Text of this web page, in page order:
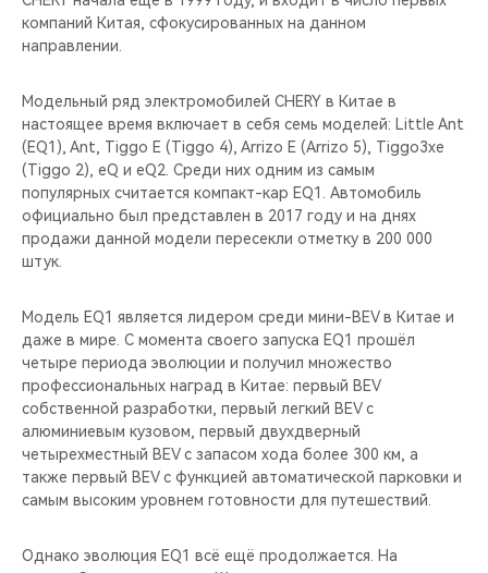
ВИДЕООБЗОРЫ
CHERY ДЛЯ ДЕТЕЙ
компаний Китая, сфокусированных на данном
направлении.
Модельный ряд электромобилей CHERY в Китае в
настоящее время включает в себя семь моделей: Little Ant
(EQ1), Ant, Tiggo E (Tiggo 4), Arrizo E (Arrizo 5), Tiggo3xe
(Tiggo 2), eQ и eQ2. Среди них одним из самым
популярных считается компакт-кар EQ1. Автомобиль
официально был представлен в 2017 году и на днях
продажи данной модели пересекли отметку в 200 000
штук.
Модель EQ1 является лидером среди мини-BEV в Китае и
даже в мире. С момента своего запуска EQ1 прошёл
четыре периода эволюции и получил множество
профессиональных наград в Китае: первый BEV
собственной разработки, первый легкий BEV с
алюминиевым кузовом, первый двухдверный
четырехместный BEV с запасом хода более 300 км, а
также первый BEV с функцией автоматической парковки и
самым высоким уровнем готовности для путешествий.
Однако эволюция EQ1 всё ещё продолжается. На